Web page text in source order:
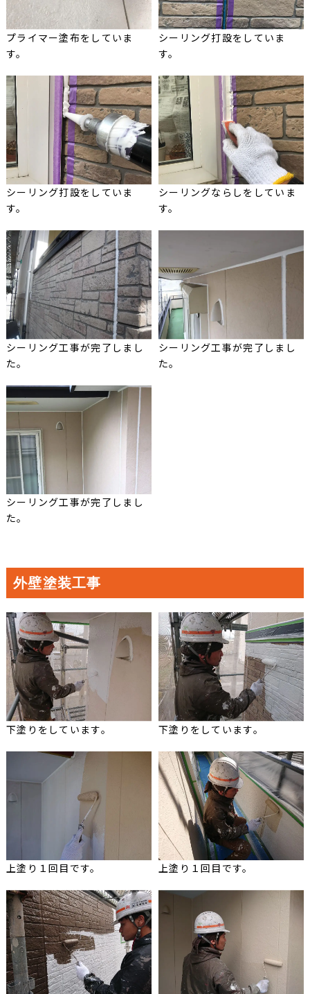
プライマー塗布をしていま
す。
シーリング打設をしていま
す。
シーリング打設をしていま
す。
シーリングならしをしていま
す。
シーリング工事が完了しまし
た。
シーリング工事が完了しまし
た。
シーリング工事が完了しまし
た。
外壁塗装工事
下塗りをしています。 下塗りをしています。
上塗り１回目です。 上塗り１回目です。